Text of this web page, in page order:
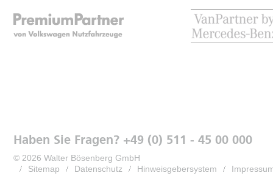
Haben Sie Fragen? +49 (0) 511 - 45 00 000
© 2026 Walter Bösenberg GmbH
Sitemap
Datenschutz Hinweisgebersystem